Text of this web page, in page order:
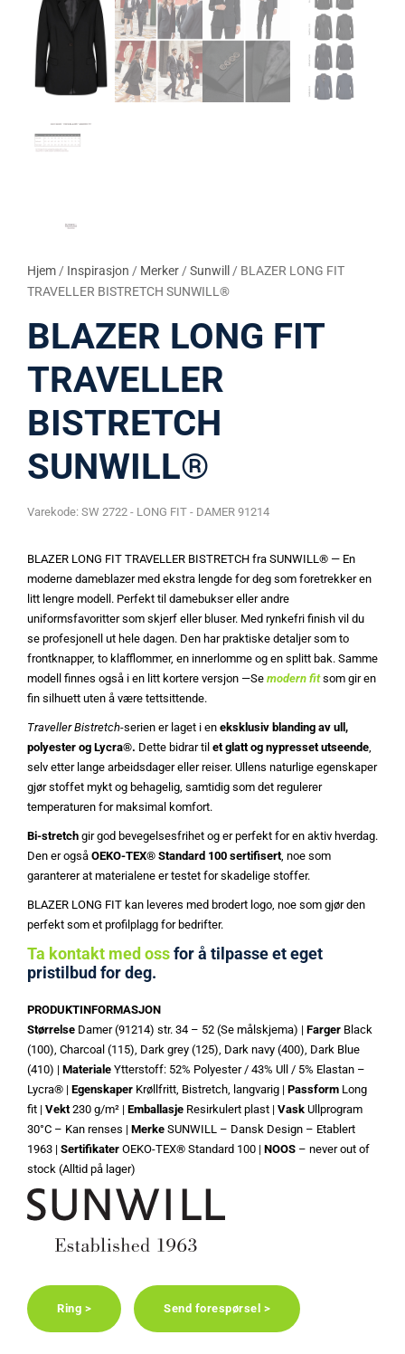
Hjem / Inspirasjon / Merker /Sunwill
/ BLAZER LONG FIT
TRAVELLER BISTRETCH SUNWILL®
BLAZER LONG FIT
TRAVELLER
BISTRETCH
SUNWILL®
Varekode: SW 2722 - LONG FIT - DAMER 91214
BLAZER LONG FIT TRAVELLER BISTRETCH fra SUNWILL® — En
moderne dameblazer med ekstra lengde for deg som foretrekker en
litt lengre modell. Perfekt til damebukser eller andre
uniformsfavoritter som skjerf eller bluser. Med rynkefri finish vil du
se profesjonell ut hele dagen. Den har praktiske detaljer som to
frontknapper, to klafflommer, en innerlomme og en splitt bak. Samme
modell finnes også i en litt kortere versjon —Se modern fitsom gir en
fin silhuett uten å være tettsittende.
Traveller Bistretch-serien er laget i en eksklusiv blanding av ull,
polyester og Lycra®. Dette bidrar til et glatt og nypresset utseende,
selv etter lange arbeidsdager eller reiser. Ullens naturlige egenskaper
gjør stoffet mykt og behagelig, samtidig som det regulerer
temperaturen for maksimal komfort.
Bi-stretch gir god bevegelsesfrihet og er perfekt for en aktiv hverdag.
Den er også OEKO-TEX® Standard 100 sertifisert, noe som
garanterer at materialene er testet for skadelige stoffer.
BLAZER LONG FIT kan leveres med brodert logo, noe som gjør den
perfekt som et profilplagg for bedrifter.
Ta kontakt med ossfor å tilpasse et eget
pristilbud for deg.
PRODUKTINFORMASJON
Størrelse Damer (91214) str. 34 – 52 (Se målskjema) | Farger Black
(100), Charcoal (115), Dark grey (125), Dark navy (400), Dark Blue
(410) | Materiale Ytterstoff: 52% Polyester / 43% Ull / 5% Elastan –
Lycra® | Egenskaper Krøllfritt, Bistretch, langvarig | Passform Long
fit | Vekt230 g/m² | Emballasje Resirkulert plast | Vask Ullprogram
30°C – Kan renses | Merke SUNWILL – Dansk Design – Etablert
1963 | Sertifikater OEKO-TEX® Standard 100 | NOOS – never out of
stock (Alltid på lager)
Ring > Send forespørsel >